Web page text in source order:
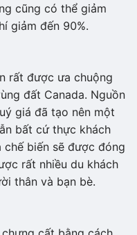
cũng có thể giảm
giảm đến 90%.
rất được ưa chuộng
đất Canada. Nguồn
giá đã tạo nên một
bất cứ thực khách
chế biến sẽ được đóng
rất nhiều du khách
thân và bạn bè.